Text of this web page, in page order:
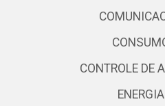
CONTROLE DE
ENERGIA